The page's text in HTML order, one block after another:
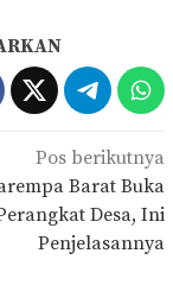
Pos berikutnya
Barat Buka
Desa, Ini
Penjelasannya